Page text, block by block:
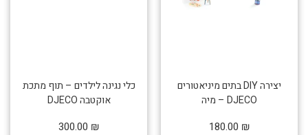
יצירה DIY בתים מיניאטורים
DJECO – מיה
180.00 ₪
כלי נגינה לילדים – תוף מתכת
אוקטבה DJECO
300.00 ₪